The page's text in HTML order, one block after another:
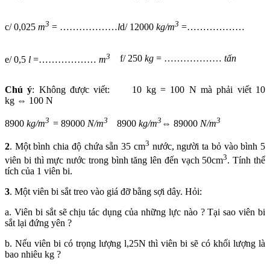
c/ 0,025 m3 = ………………ld/ 12000 kg/m3 =………………
e/ 0,5 l =……………… m3 f/ 250 kg = ……………… tấn
Chú ý: Không được viết: 10 kg = 100 N mà phải viết 10
kg ⇔ 100 N
8900 kg/m3 = 89000 N/m3 8900 kg/m3 ⇔ 89000 N/m3
2. Một bình chia độ chứa sẵn 35 cm3 nước, người ta bỏ vào bình 5
viên bi thì mực nước trong bình tăng lên đến vạch 50cm3. Tính thể
tích của 1 viên bi.
3. Một viên bi sắt treo vào giá đỡ bằng sợi dây. Hỏi:
a. Viên bi sắt sẽ chịu tác dụng của những lực nào ? Tại sao viên bi
sắt lại đứng yên ?
b. Nếu viên bi có trọng lượng l,25N thì viên bi sẽ có khối lượng là
bao nhiêu kg ?